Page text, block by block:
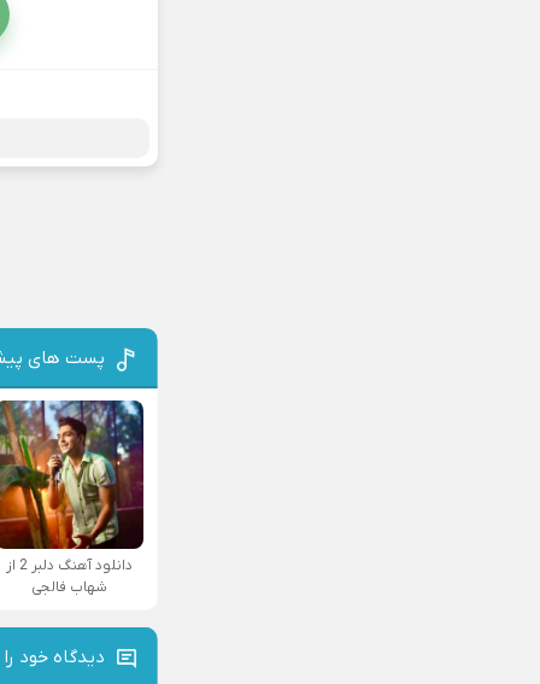
پست های
دانلود آهنگ دلبر 2 از
شهاب فالجی
دیدگاه خود